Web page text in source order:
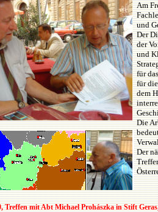
Am
und
Der
der
und
für
für
dem
Die
Der
Treffen mit Abt Michael Prohászka in Stift